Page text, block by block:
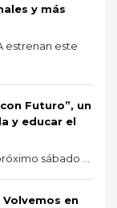
y más
estrenan este
Futuro”, un
y educar el
sábado ...
Volvemos en